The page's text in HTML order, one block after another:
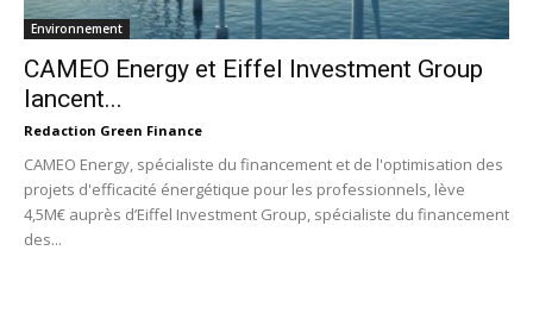
Environnement
CAMEO Energy et Eiffel Investment Group
lancent...
Redaction Green Finance
CAMEO Energy, spécialiste du financement et de l'optimisation des
projets d'efficacité énergétique pour les professionnels, lève
4,5M€ auprès d’Eiffel Investment Group, spécialiste du financement
des...